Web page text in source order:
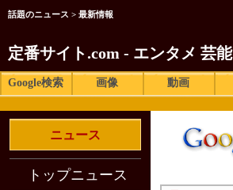
話題のニュース > 最新情報
定番サイト.com - エンタメ 芸能
Google検索 画像 動画
ニュース
トップニュース